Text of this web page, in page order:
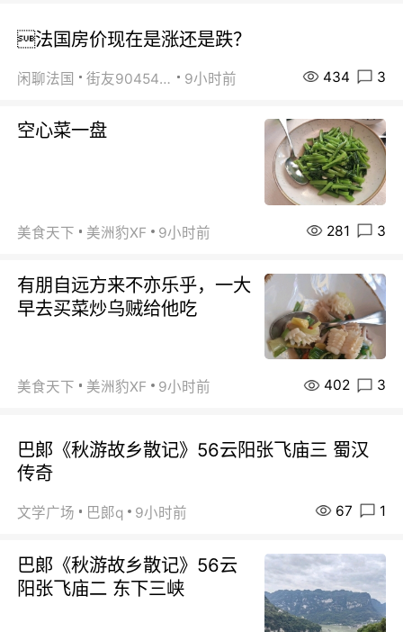
法国房价现在是涨还是跌？
闲聊法国 街友90454511 9小时前 434 3
空心菜一盘
美食天下 美洲豹XF 9小时前 281 3
有朋自远方来不亦乐乎，一大
早去买菜炒乌贼给他吃
美食天下 美洲豹XF 9小时前 402 3
巴郞《秋游故乡散记》56云阳张飞庙三 蜀汉
传奇
文学广场 巴郞q 9小时前 67 1
巴郞《秋游故乡散记》56云
阳张飞庙二 东下三峡